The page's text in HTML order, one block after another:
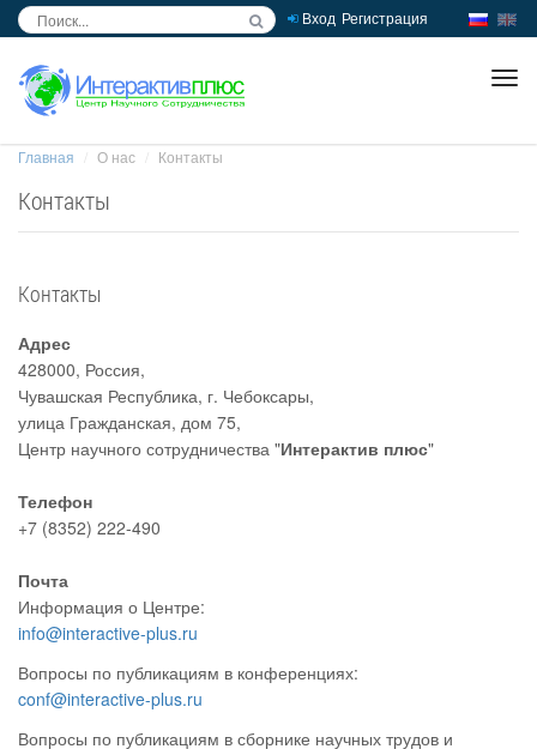
Вход Регистрация
Главная О нас Контакты
Контакты
Контакты
Адрес
428000, Россия,
Чувашская Республика, г. Чебоксары,
улица Гражданская, дом 75,
Центр научного сотрудничества "Интерактив плюс"
Телефон
+7 (8352) 222-490
Почта
Информация о Центре:
info@interactive-plus.ru
Вопросы по публикациям в конференциях:
conf@interactive-plus.ru
Вопросы по публикациям в сборнике научных трудов и